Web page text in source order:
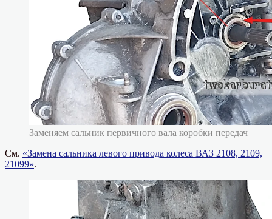
Заменяем сальник первичного вала коробки передач
См. «Замена сальника левого привода колеса ВАЗ 2108, 2109,
21099».